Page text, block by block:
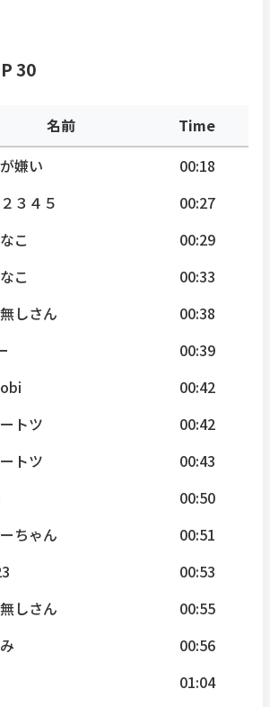
30
名前
Time
嫌い
00:18
３４５
00:27
こ
00:29
こ
00:33
しさん
00:38
00:39
00:42
トツ
00:42
トツ
00:43
00:50
ちゃん
00:51
00:53
しさん
00:55
00:56
01:04